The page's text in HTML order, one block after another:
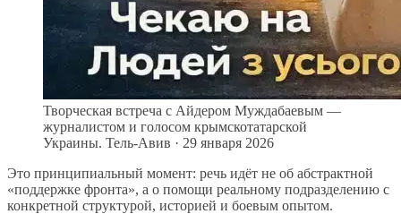
Творческая встреча с Айдером Муждабаевым —
журналистом и голосом крымскотатарской
Украины. Тель-Авив · 29 января 2026
Это принципиальный момент: речь идёт не об абстрактной
«поддержке фронта», а о помощи реальному подразделению с
конкретной структурой, историей и боевым опытом.